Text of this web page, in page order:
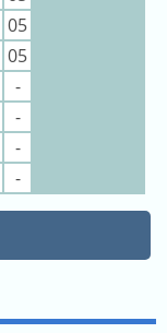
05
05
-
-
-
-